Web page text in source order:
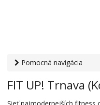
Pomocná navigácia
FIT UP! Trnava (Kollárova
FIT UP! Trnava